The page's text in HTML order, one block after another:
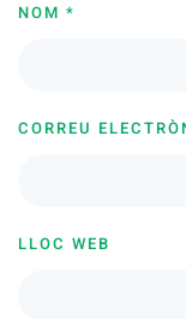
NOM *
CORREU
LLOC WEB